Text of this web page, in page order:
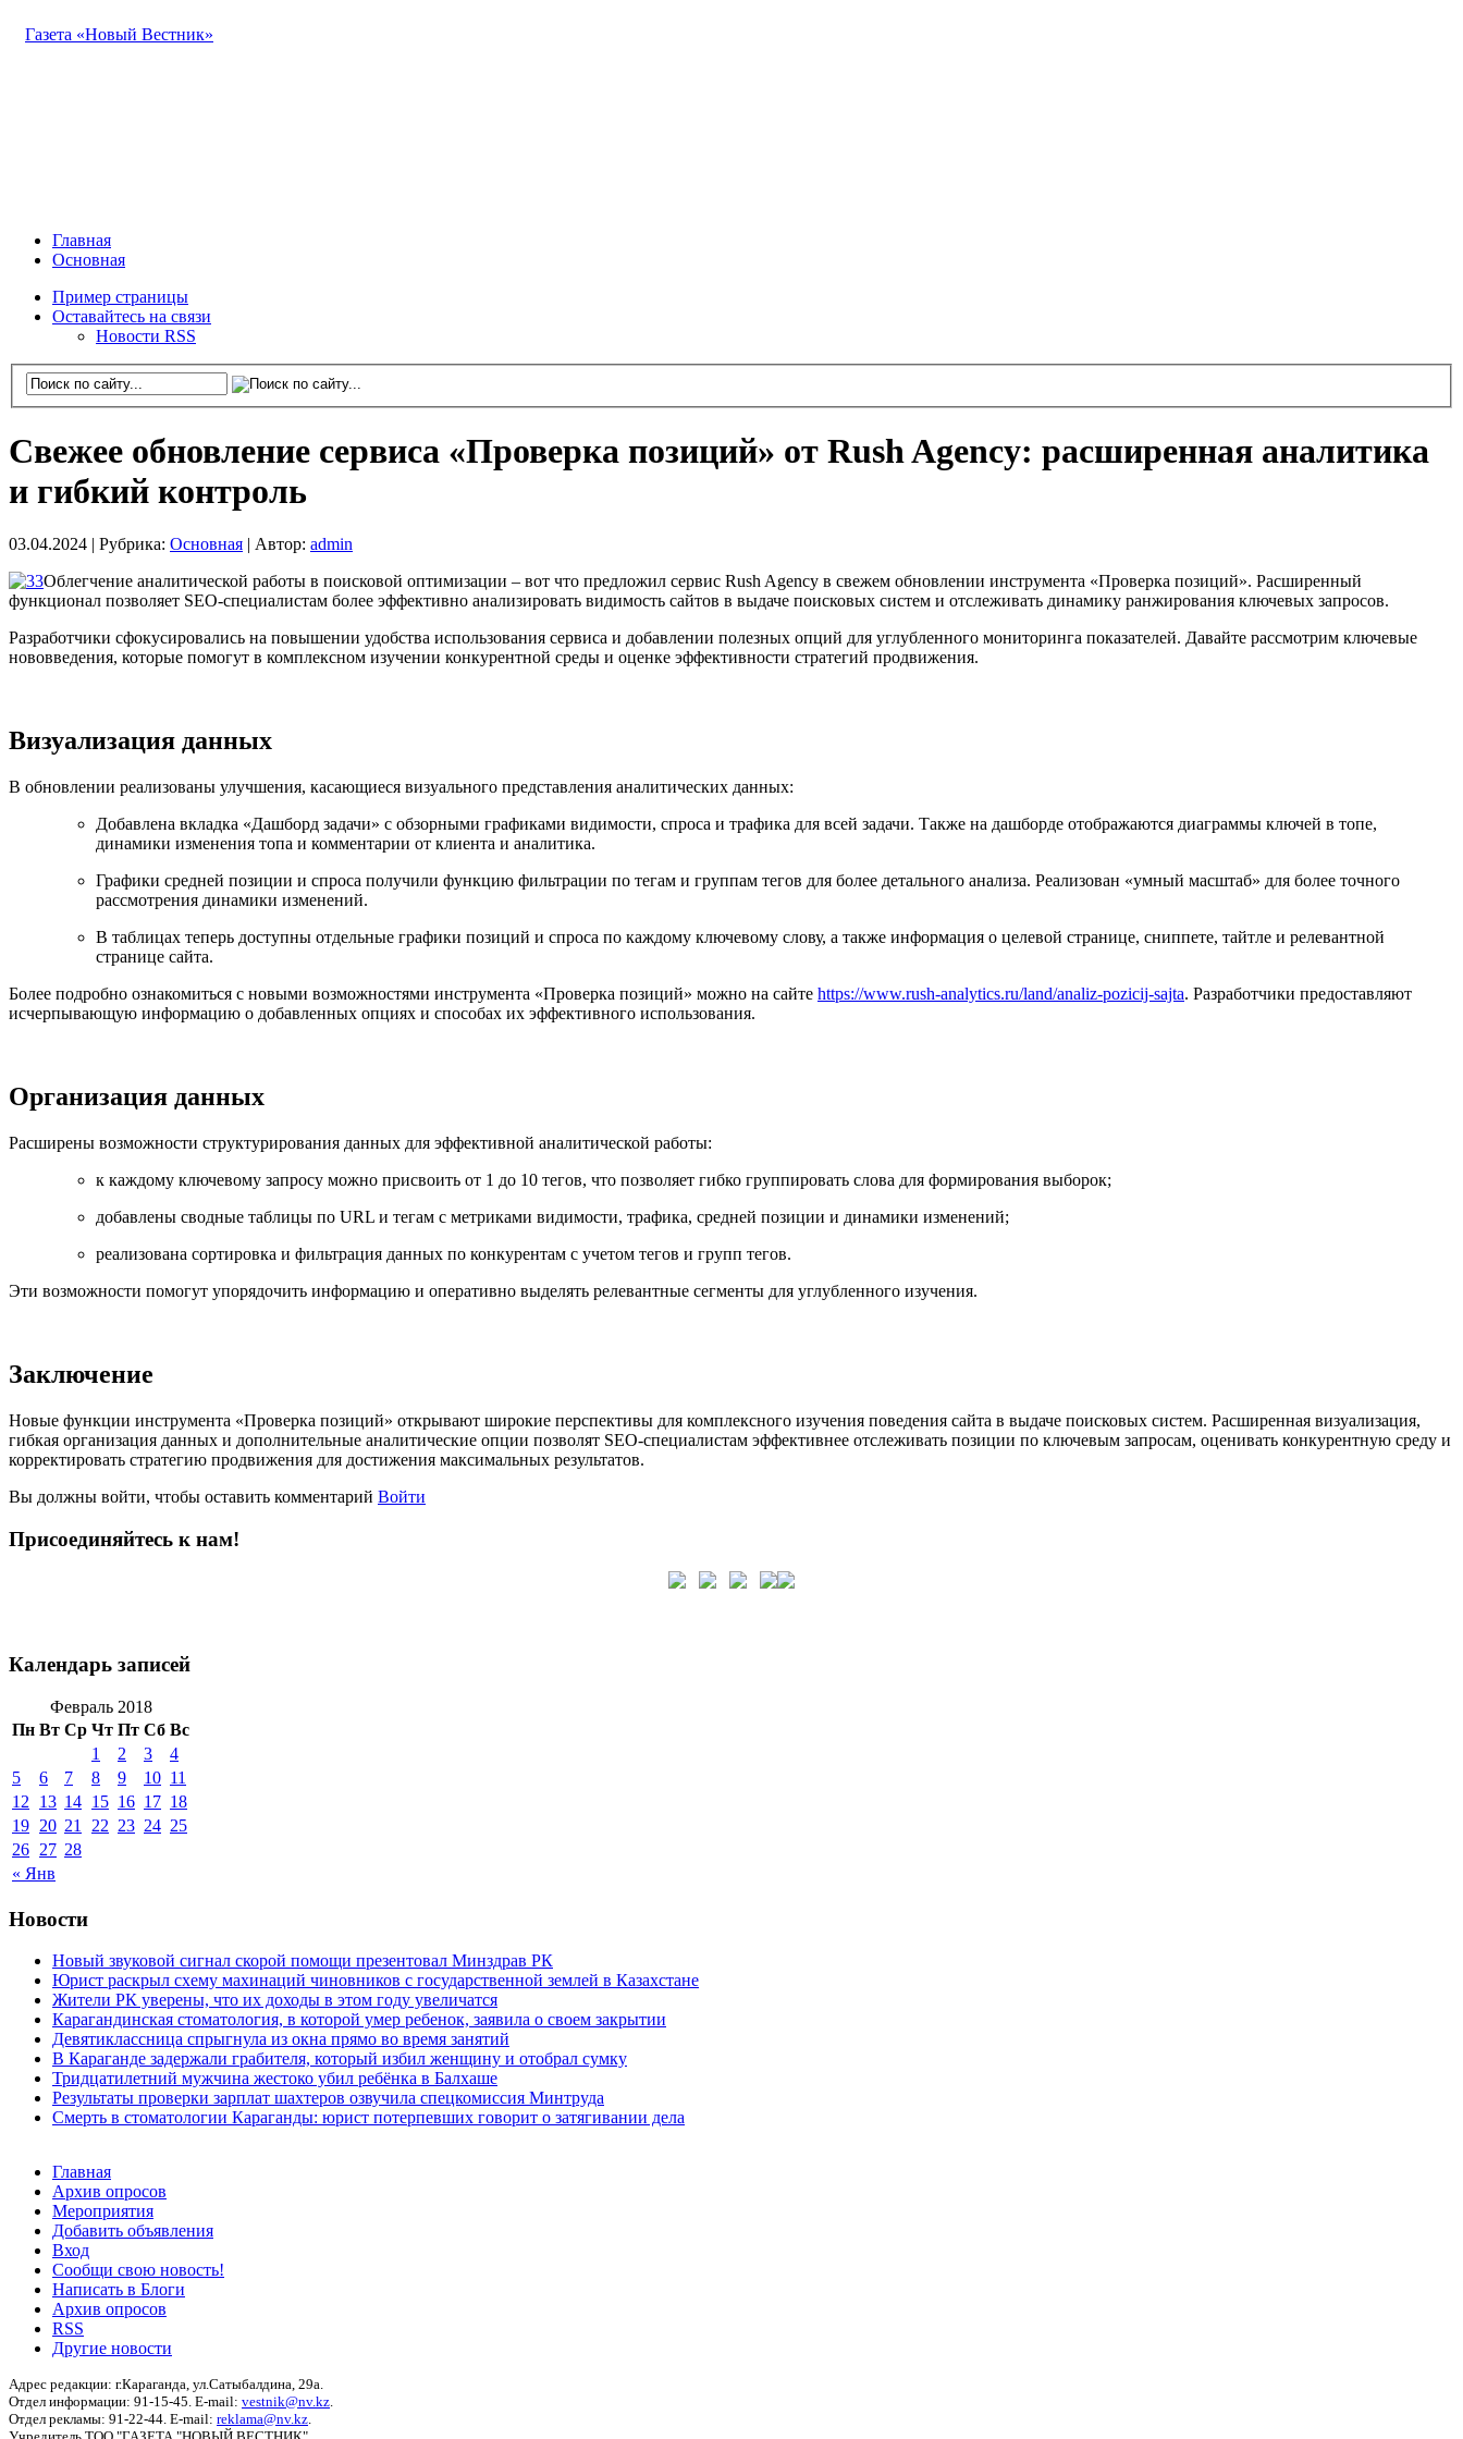
Газета «Новый Вестник»
Главная
Основная
Пример страницы
Оставайтесь на связи
Новости RSS
Свежее обновление сервиса «Проверка позиций» от Rush Agency: расширенная аналитика
и гибкий контроль
03.04.2024 | Рубрика: Основная Автор: admin
Облегчение аналитической работы в поисковой оптимизации – вот что предложил сервис Rush Agency в свежем обновлении инструмента «Проверка позиций». Расширенный
функционал позволяет SEO-специалистам более эффективно анализировать видимость сайтов в выдаче поисковых систем и отслеживать динамику ранжирования ключевых запросов.
Разработчики сфокусировались на повышении удобства использования сервиса и добавлении полезных опций для углубленного мониторинга показателей. Давайте рассмотрим ключевые
нововведения, которые помогут в комплексном изучении конкурентной среды и оценке эффективности стратегий продвижения.
Визуализация данных
В обновлении реализованы улучшения, касающиеся визуального представления аналитических данных:
Добавлена вкладка «Дашборд задачи» с обзорными графиками видимости, спроса и трафика для всей задачи. Также на дашборде отображаются диаграммы ключей в топе,
динамики изменения топа и комментарии от клиента и аналитика.
Графики средней позиции и спроса получили функцию фильтрации по тегам и группам тегов для более детального анализа. Реализован «умный масштаб» для более точного
рассмотрения динамики изменений.
В таблицах теперь доступны отдельные графики позиций и спроса по каждому ключевому слову, а также информация о целевой странице, сниппете, тайтле и релевантной
странице сайта.
Более подробно ознакомиться с новыми возможностями инструмента «Проверка позиций» можно на сайте https://www.rush-analytics.ru/land/analiz-pozicij-sajta. Разработчики предоставляют
исчерпывающую информацию о добавленных опциях и способах их эффективного использования.
Организация данных
Расширены возможности структурирования данных для эффективной аналитической работы:
к каждому ключевому запросу можно присвоить от 1 до 10 тегов, что позволяет гибко группировать слова для формирования выборок;
добавлены сводные таблицы по URL и тегам с метриками видимости, трафика, средней позиции и динамики изменений;
реализована сортировка и фильтрация данных по конкурентам с учетом тегов и групп тегов.
Эти возможности помогут упорядочить информацию и оперативно выделять релевантные сегменты для углубленного изучения.
Заключение
Новые функции инструмента «Проверка позиций» открывают широкие перспективы для комплексного изучения поведения сайта в выдаче поисковых систем. Расширенная визуализация,
гибкая организация данных и дополнительные аналитические опции позволят SEO-специалистам эффективнее отслеживать позиции по ключевым запросам, оценивать конкурентную среду и
корректировать стратегию продвижения для достижения максимальных результатов.
Вы должны войти, чтобы оставить комментарий Войти
Присоединяйтесь к нам!
Календарь записей
Февраль 2018
Пн Вт Ср Чт Пт Сб Вс
« Янв
1 2 3
4
5
6 7 8 9 10 11
12
13 14 15 16 17 18
19 20 21 22 23 24 25
26 27 28
Новости
Новый звуковой сигнал скорой помощи презентовал Минздрав РК
Юрист раскрыл схему махинаций чиновников с государственной землей в Казахстане
Жители РК уверены, что их доходы в этом году увеличатся
Карагандинская стоматология, в которой умер ребенок, заявила о своем закрытии
Девятиклассница спрыгнула из окна прямо во время занятий
В Караганде задержали грабителя, который избил женщину и отобрал сумку
Тридцатилетний мужчина жестоко убил ребёнка в Балхаше
Результаты проверки зарплат шахтеров озвучила спецкомиссия Минтруда
Смерть в стоматологии Караганды: юрист потерпевших говорит о затягивании дела
Главная
Архив опросов
Мероприятия
Добавить объявления
Вход
Сообщи свою новость!
Написать в Блоги
Архив опросов
RSS
Другие новости
Адрес редакции: г.Караганда, ул.Сатыбалдина, 29а.
Отдел информации: 91-15-45. E-mail: vestnik@nv.kz.
Отдел рекламы: 91-22-44. E-mail: reklama@nv.kz.